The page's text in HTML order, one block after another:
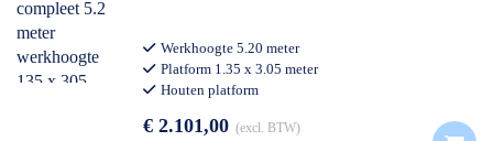
Werkhoogte 5.20 meter
Platform 1.35 x 3.05 meter
Houten platform
€ 2.101,00 excl. BTW